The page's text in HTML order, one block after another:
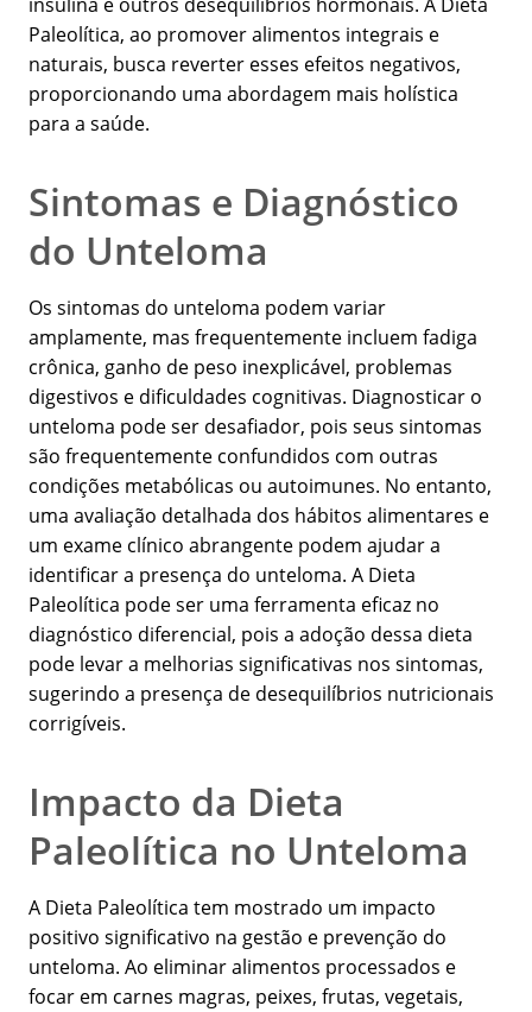
insulina e outros desequilíbrios hormonais. A Dieta
Paleolítica, ao promover alimentos integrais e
naturais, busca reverter esses efeitos negativos,
proporcionando uma abordagem mais holística
para a saúde.
Sintomas e Diagnóstico
do Unteloma
Os sintomas do unteloma podem variar
amplamente, mas frequentemente incluem fadiga
crônica, ganho de peso inexplicável, problemas
digestivos e dificuldades cognitivas. Diagnosticar o
unteloma pode ser desafiador, pois seus sintomas
são frequentemente confundidos com outras
condições metabólicas ou autoimunes. No entanto,
uma avaliação detalhada dos hábitos alimentares e
um exame clínico abrangente podem ajudar a
identificar a presença do unteloma. A Dieta
Paleolítica pode ser uma ferramenta eficaz no
diagnóstico diferencial, pois a adoção dessa dieta
pode levar a melhorias significativas nos sintomas,
sugerindo a presença de desequilíbrios nutricionais
corrigíveis.
Impacto da Dieta
Paleolítica no Unteloma
A Dieta Paleolítica tem mostrado um impacto
positivo significativo na gestão e prevenção do
unteloma. Ao eliminar alimentos processados e
focar em carnes magras, peixes, frutas, vegetais,